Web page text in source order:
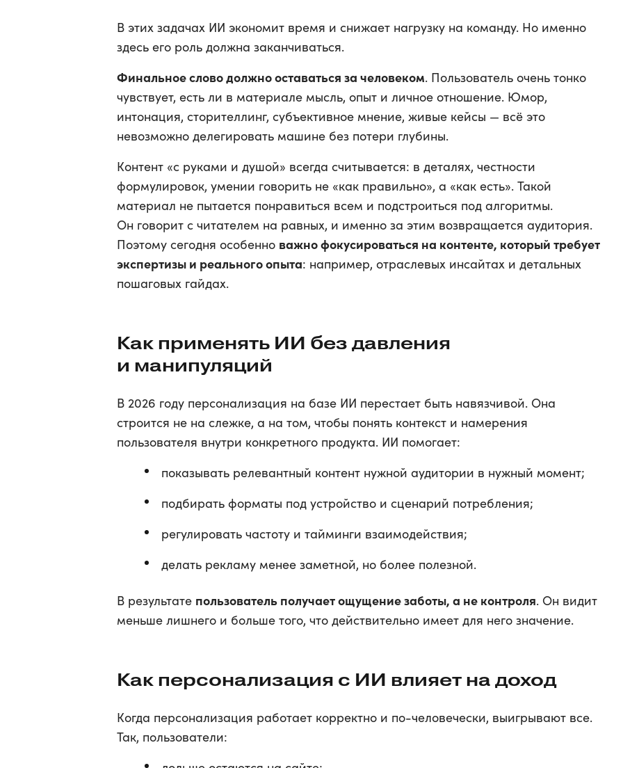
В этих задачах ИИ экономит время и снижает нагрузку на команду. Но именно
здесь его роль должна заканчиваться.
Финальное слово должно оставаться за человеком. Пользователь очень тонко
чувствует, есть ли в материале мысль, опыт и личное отношение. Юмор,
интонация, сторителлинг, субъективное мнение, живые кейсы — всё это
невозможно делегировать машине без потери глубины.
Контент «с руками и душой» всегда считывается: в деталях, честности
формулировок, умении говорить не «как правильно», а «как есть». Такой
материал не пытается понравиться всем и подстроиться под алгоритмы.
Он говорит с читателем на равных, и именно за этим возвращается аудитория.
Поэтому сегодня особенно важно фокусироваться на контенте, который требует
экспертизы и реального опыта: например, отраслевых инсайтах и детальных
пошаговых гайдах.
Как применять ИИ без давления
и манипуляций
В 2026 году персонализация на базе ИИ перестает быть навязчивой. Она
строится не на слежке, а на том, чтобы понять контекст и намерения
пользователя внутри конкретного продукта. ИИ помогает:
показывать релевантный контент нужной аудитории в нужный момент;
подбирать форматы под устройство и сценарий потребления;
регулировать частоту и тайминги взаимодействия;
делать рекламу менее заметной, но более полезной.
В результате пользователь получает ощущение заботы, а не контроля. Он видит
меньше лишнего и больше того, что действительно имеет для него значение.
Как персонализация с ИИ влияет на доход
Когда персонализация работает корректно и по-человечески, выигрывают все.
Так, пользователи: